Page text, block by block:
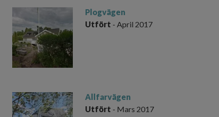
Plogvägen
Utfört - April 2017
Allfarvägen
Utfört - Mars 2017